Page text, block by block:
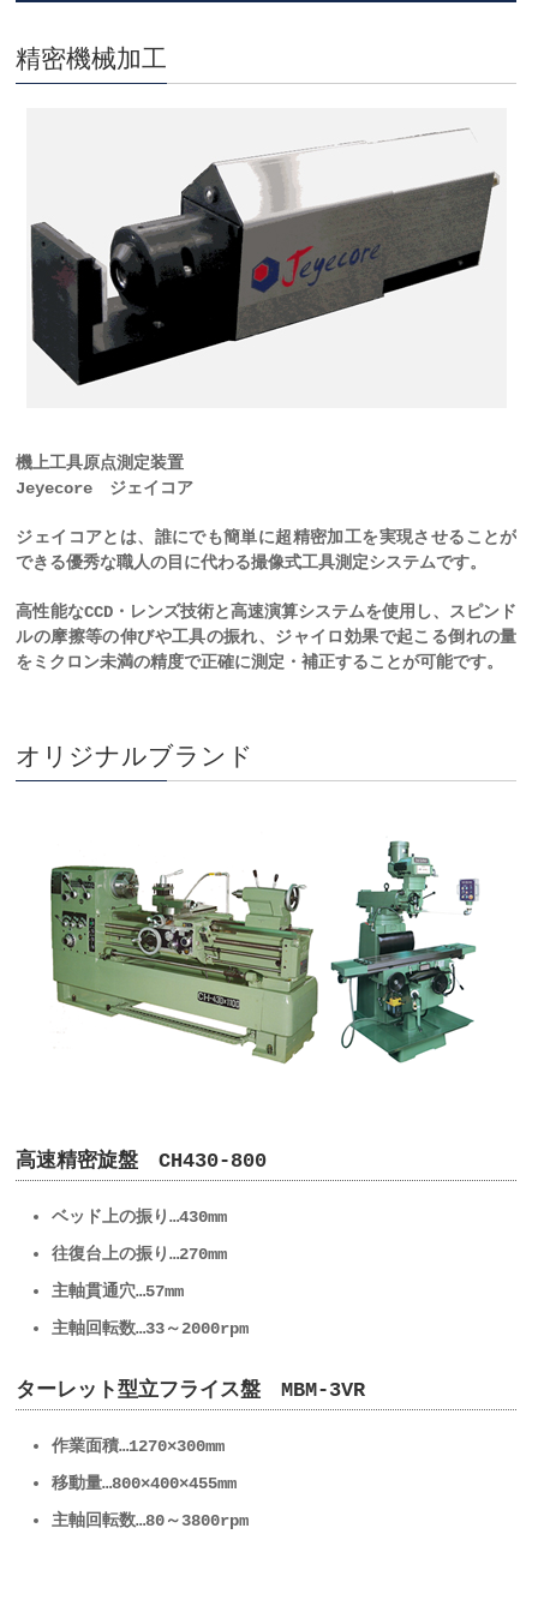
精密機械加工
機上工具原点測定装置
Jeyecore ジェイコア
ジェイコアとは、誰にでも簡単に超精密加工を実現させることが
できる優秀な職人の目に代わる撮像式工具測定システムです。
高性能なCCD・レンズ技術と高速演算システムを使用し、スピンド
ルの摩擦等の伸びや工具の振れ、ジャイロ効果で起こる倒れの量
をミクロン未満の精度で正確に測定・補正することが可能です。
オリジナルブランド
高速精密旋盤 CH430-800
ベッド上の振り…430mm
往復台上の振り…270mm
主軸貫通穴…57mm
主軸回転数…33～2000rpm
ターレット型立フライス盤 MBM-3VR
作業面積…1270×300mm
移動量…800×400×455mm
主軸回転数…80～3800rpm